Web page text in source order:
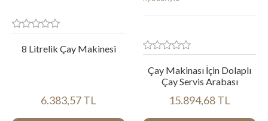
8 Litrelik Çay Makinesi
6.383,57 TL
Çay Makinası İçin Dolaplı
Çay Servis Arabası
15.894,68 TL